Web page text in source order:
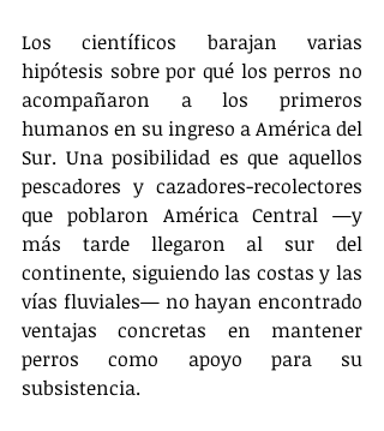
Los científicos barajan varias
hipótesis sobre por qué los perros no
acompañaron a los primeros
humanos en su ingreso a América del
Sur. Una posibilidad es que aquellos
pescadores y cazadores-recolectores
que poblaron América Central —y
más tarde llegaron al sur del
continente, siguiendo las costas y las
vías fluviales— no hayan encontrado
ventajas concretas en mantener
perros como apoyo para su
subsistencia.